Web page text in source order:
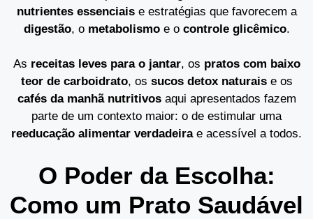
nutrientes essenciaise estratégias que favorecem a
digestão, o metabolismoe o controle glicêmico.
As receitas leves para o jantar, os pratos com baixo
teor de carboidrato, os sucos detox naturaise os
cafés da manhã nutritivosaqui apresentados fazem
parte de um contexto maior: o de estimular uma
reeducação alimentar verdadeirae acessível a todos.
O Poder da Escolha:
Como um Prato Saudável